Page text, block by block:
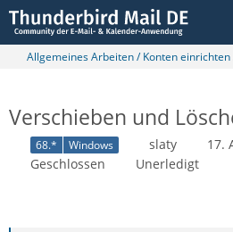
Allgemeines Arbeiten / Konten
Verschieben und
68.* Windows slaty
17.
Geschlossen
Unerledigt